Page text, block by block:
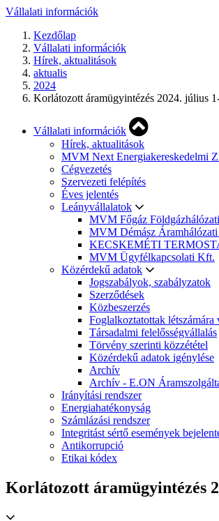
Vállalati információk
Kezdőlap
Vállalati információk
Hírek, aktualitások
aktualis
2024
Korlátozott áramügyintézés 2024. július
Vállalati információk
Hírek, aktualitások
MVM Next Energiakereskedelmi
Cégvezetés
Szervezeti felépítés
Éves jelentés
Leányvállalatok
MVM Főgáz
MVM Démász
KECSKEMÉTI
MVM Ügyfélkapcsolati Kft.
Közérdekű adatok
Jogszabályok, szabályzatok
Szerződések
Közbeszerzés
Foglalkoztatottak létszámára
Társadalmi felelősségvállalás
Törvény szerinti közzététel
Közérdekű adatok igénylése
Archív
Archív - E.ON
Irányítási rendszer
Energiahatékonyság
Számlázási rendszer
Integritást sértő események
Antikorrupció
Etikai kódex
Korlátozott áramügyintézés